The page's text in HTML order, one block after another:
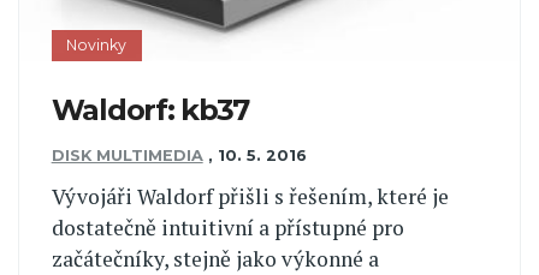
Novinky
Waldorf: kb37
DISK MULTIMEDIA , 10. 5. 2016
Vývojáři Waldorf přišli s řešením, které je
dostatečně intuitivní a přístupné pro
začátečníky, stejně jako výkonné a